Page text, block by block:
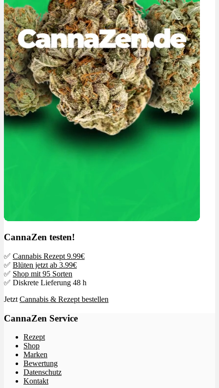
CannaZen testen!
✅ Cannabis Rezept 9.99€
✅ Blüten jetzt ab 3.99€
✅ Shop mit 95 Sorten
✅ Diskrete Lieferung 48 h
Jetzt Cannabis & Rezept bestellen
CannaZen Service
Rezept
Shop
Marken
Bewertung
Datenschutz
Kontakt